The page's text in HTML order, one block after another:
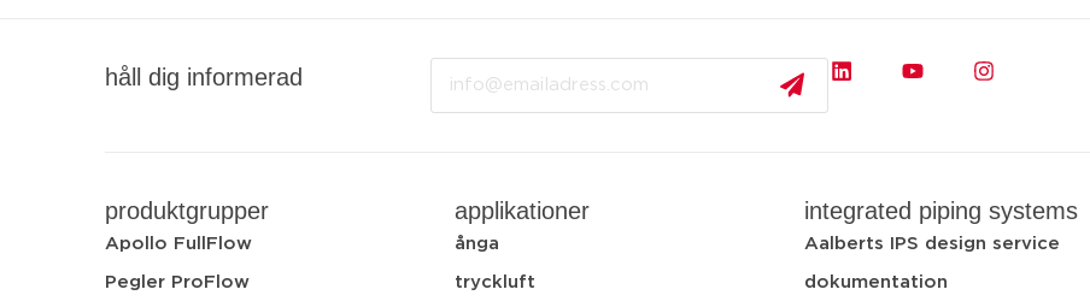
håll dig informerad
produktgrupper
Apollo FullFlow
Pegler ProFlow
applikationer
ånga
tryckluft
integrated piping systems
Aalberts IPS design service
dokumentation